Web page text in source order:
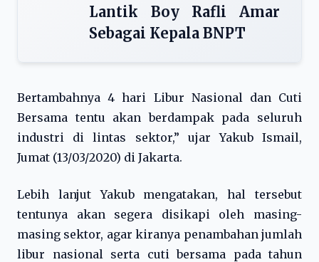
Lantik Boy Rafli Amar
Sebagai Kepala BNPT
Bertambahnya 4 hari Libur Nasional dan Cuti
Bersama tentu akan berdampak pada seluruh
industri di lintas sektor,” ujar Yakub Ismail,
Jumat (13/03/2020) di Jakarta.
Lebih lanjut Yakub mengatakan, hal tersebut
tentunya akan segera disikapi oleh masing-
masing sektor, agar kiranya penambahan jumlah
libur nasional serta cuti bersama pada tahun